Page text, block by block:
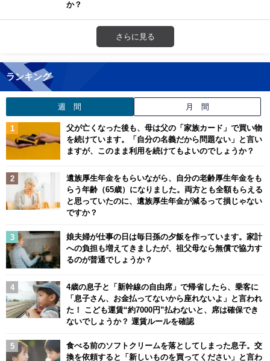
か？
さらに見る
ランキング
週 間 月 間
父が亡くなった後も、母は父の「家族カード」で買い物
を続けています。「自分の名義だから問題ない」と言い
ますが、このまま利用を続けてもよいのでしょうか？
遺族厚生年金をもらいながら、自分の老齢厚生年金をも
らう年齢（65歳）になりました。両方とも全額もらえる
と思っていたのに、遺族厚生年金が減るって損じゃない
ですか？
娘夫婦が仕事の日は毎日孫の夕飯を作っています。家計
への負担も増えてきましたが、祖父母なら無償で協力す
るのが普通でしょうか？
4歳の息子と「新幹線の自由席」で帰省したら、乗客に
「息子さん、お金払ってないから座れないよ」と言われ
た！ こども運賃“約7000円”払わないと、席は確保でき
ないでしょうか？ 運賃ルールを確認
食べる前のソフトクリームを落としてしまった息子。交
換を依頼すると「新しいものを買ってください」と言わ